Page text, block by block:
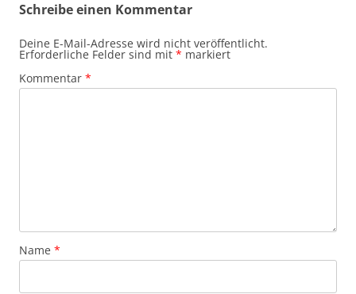
Schreibe einen Kommentar
Deine E-Mail-Adresse wird nicht veröffentlicht.
Erforderliche Felder sind mit * markiert
Kommentar *
Name *